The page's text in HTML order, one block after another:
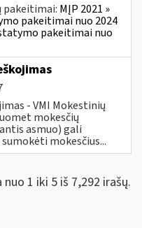
pakeitimai: MĮP 2021 »
pakeitimai nuo 2024
pakeitimai nuo
- VMI Mokestinių
mokesčių
asmuo) gali
mokesčius...
nuo 1 iki 5 iš 7,292 irašų.